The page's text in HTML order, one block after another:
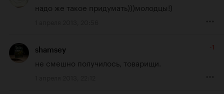
надо же такое придумать)))молодцы!)
shamsey -1
не смешно получилось, товарищи.